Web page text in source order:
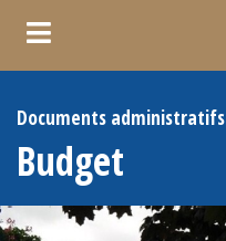
(Services municipaux )
(Informations )
Documents administratifs
Budget